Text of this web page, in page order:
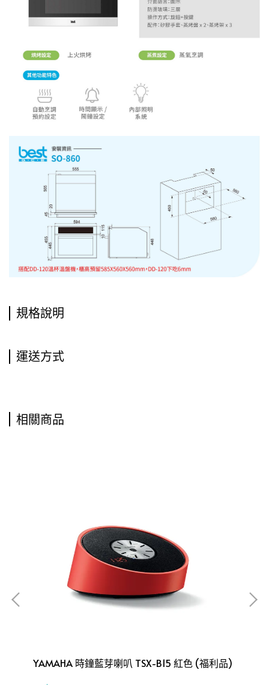
規格說明
運送方式
相關商品
YAMAHA 時鐘藍芽喇叭 TSX-B15 紅色 (福利品)